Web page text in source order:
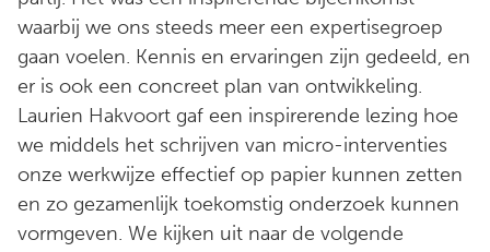
waarbij we ons steeds meer een expertisegroep
gaan voelen. Kennis en ervaringen zijn gedeeld, en
er is ook een concreet plan van ontwikkeling.
Laurien Hakvoort gaf een inspirerende lezing hoe
we middels het schrijven van micro-interventies
onze werkwijze effectief op papier kunnen zetten
en zo gezamenlijk toekomstig onderzoek kunnen
vormgeven. We kijken uit naar de volgende